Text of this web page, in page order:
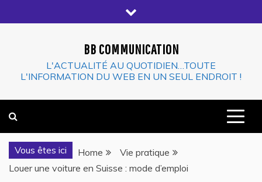
to
BB COMMUNICATION
L'ACTUALITÉ AU QUOTIDIEN…TOUTE
L'INFORMATION DU WEB EN UN SEUL ENDROIT !
Vous êtes ici Home
Vie pratique
Louer une voiture en Suisse : mode d’emploi